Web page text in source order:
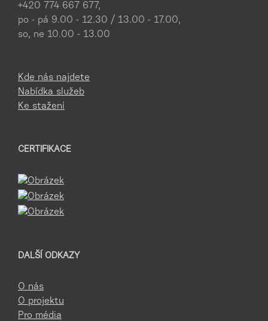
+420 774 667 677,
po - pá 9.00 - 12.30 / 13.00 - 17.00,
so, ne 10.00 - 13.00
Kde nás najdete
Nabídka služeb
Ke stažení
CERTIFIKACE
DALŠÍ ODKAZY
O nás
O projektu
Pro média